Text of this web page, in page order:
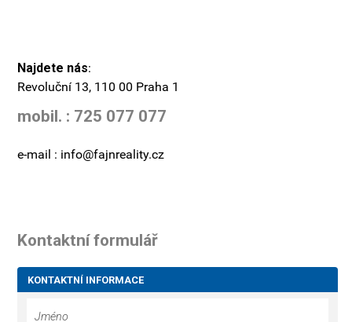
Najdete nás:
Revoluční 13, 110 00 Praha 1
mobil. : 725 077 077
e-mail : info@fajnreality.cz
Kontaktní formulář
KONTAKTNÍ INFORMACE